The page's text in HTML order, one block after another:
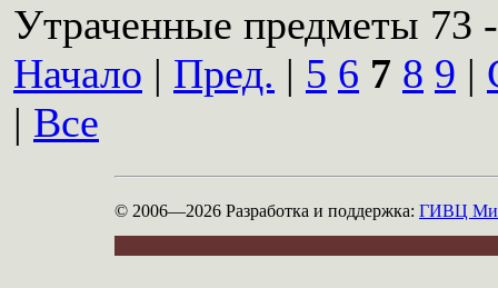
Утраченные предметы 73
Начало | Пред. | 5 6 7 8 9 |
| Все
© 2006—2026 Разработка и поддержка: ГИВЦ